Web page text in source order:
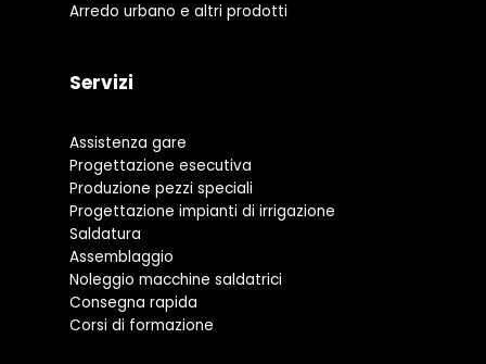
Arredo urbano e altri prodotti
Servizi
Assistenza gare
Progettazione esecutiva
Produzione pezzi speciali
Progettazione impianti di irrigazione
Saldatura
Assemblaggio
Noleggio macchine saldatrici
Consegna rapida
Corsi di formazione